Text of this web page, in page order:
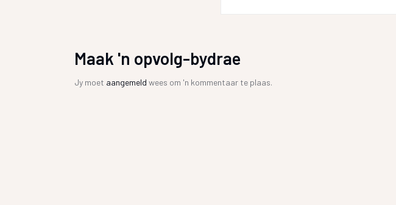
Maak 'n opvolg-bydrae
Jy moet aangemeld wees om 'n kommentaar te plaas.